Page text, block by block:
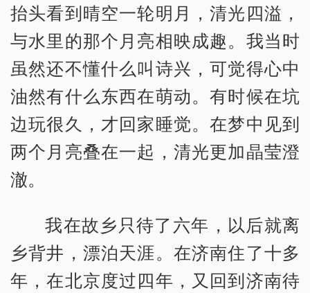
抬头看到晴空一轮明月，清光四溢，
与水里的那个月亮相映成趣。我当时
虽然还不懂什么叫诗兴，可觉得心中
油然有什么东西在萌动。有时候在坑
边玩很久，才回家睡觉。在梦中见到
两个月亮叠在一起，清光更加晶莹澄
澈。
我在故乡只待了六年，以后就离
乡背井，漂泊天涯。在济南住了十多
年，在北京度过四年，又回到济南待